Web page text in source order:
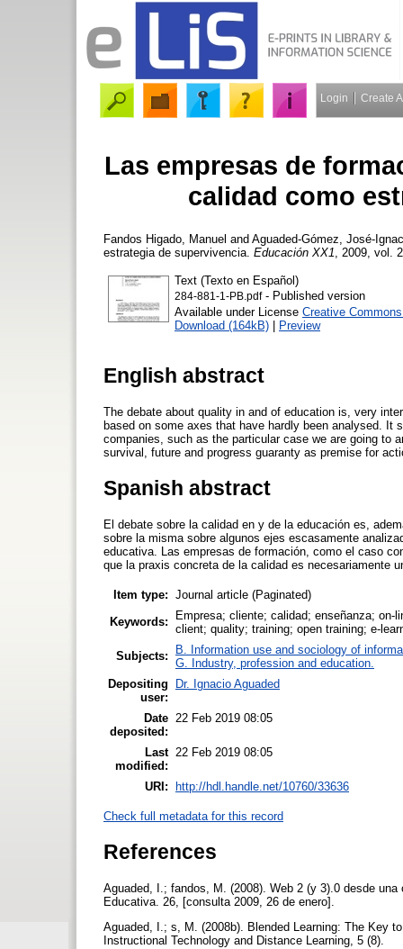
Login Create
Las empresas de
calidad como
Fandos Higado, Manuel and Aguaded-Gómez, José-
estrategia de supervivencia. Educación XX1 , 2009, vol.
Text (Texto en Español)
284-881-1-PB.pdf- Published version
Available under License Creative
Download (164kB) | Preview
English abstract
The debate about quality in and of education is, very
based on some axes that have hardly been analysed. It
companies, such as the particular case we are going to
survival, future and progress guaranty as premise for
Spanish abstract
El debate sobre la calidad en y de la educación es,
sobre la misma sobre algunos ejes escasamente
educativa. Las empresas de formación, como el caso
que la praxis concreta de la calidad es necesariamente
Item type: Journal article (Paginated)
Keywords:
Empresa; cliente; calidad; enseñanza; on-
client; quality; training; open training; e-
Subjects:
B. Information use and sociology of
G. Industry, profession and education.
Depositing
user:
Dr. Ignacio Aguaded
Date
deposited:
22 Feb 2019 08:05
Last
modified:
22 Feb 2019 08:05
URI: http://hdl.handle.net/10760/33636
Check full metadata for this record
References
Aguaded, I.; fandos, M. (2008). Web 2 (y 3).0 desde
Educativa. 26, [consulta 2009, 26 de enero].
Aguaded, I.; s, M. (2008b). Blended Learning: The Key
Instructional Technology and Distance Learning, 5 (8).